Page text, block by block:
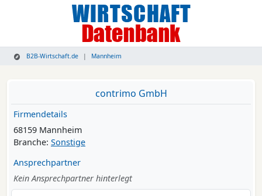
B2B-Wirtschaft.de Mannheim
contrimo GmbH
Firmendetails
68159 Mannheim
Branche: Sonstige
Ansprechpartner
Kein Ansprechpartner hinterlegt